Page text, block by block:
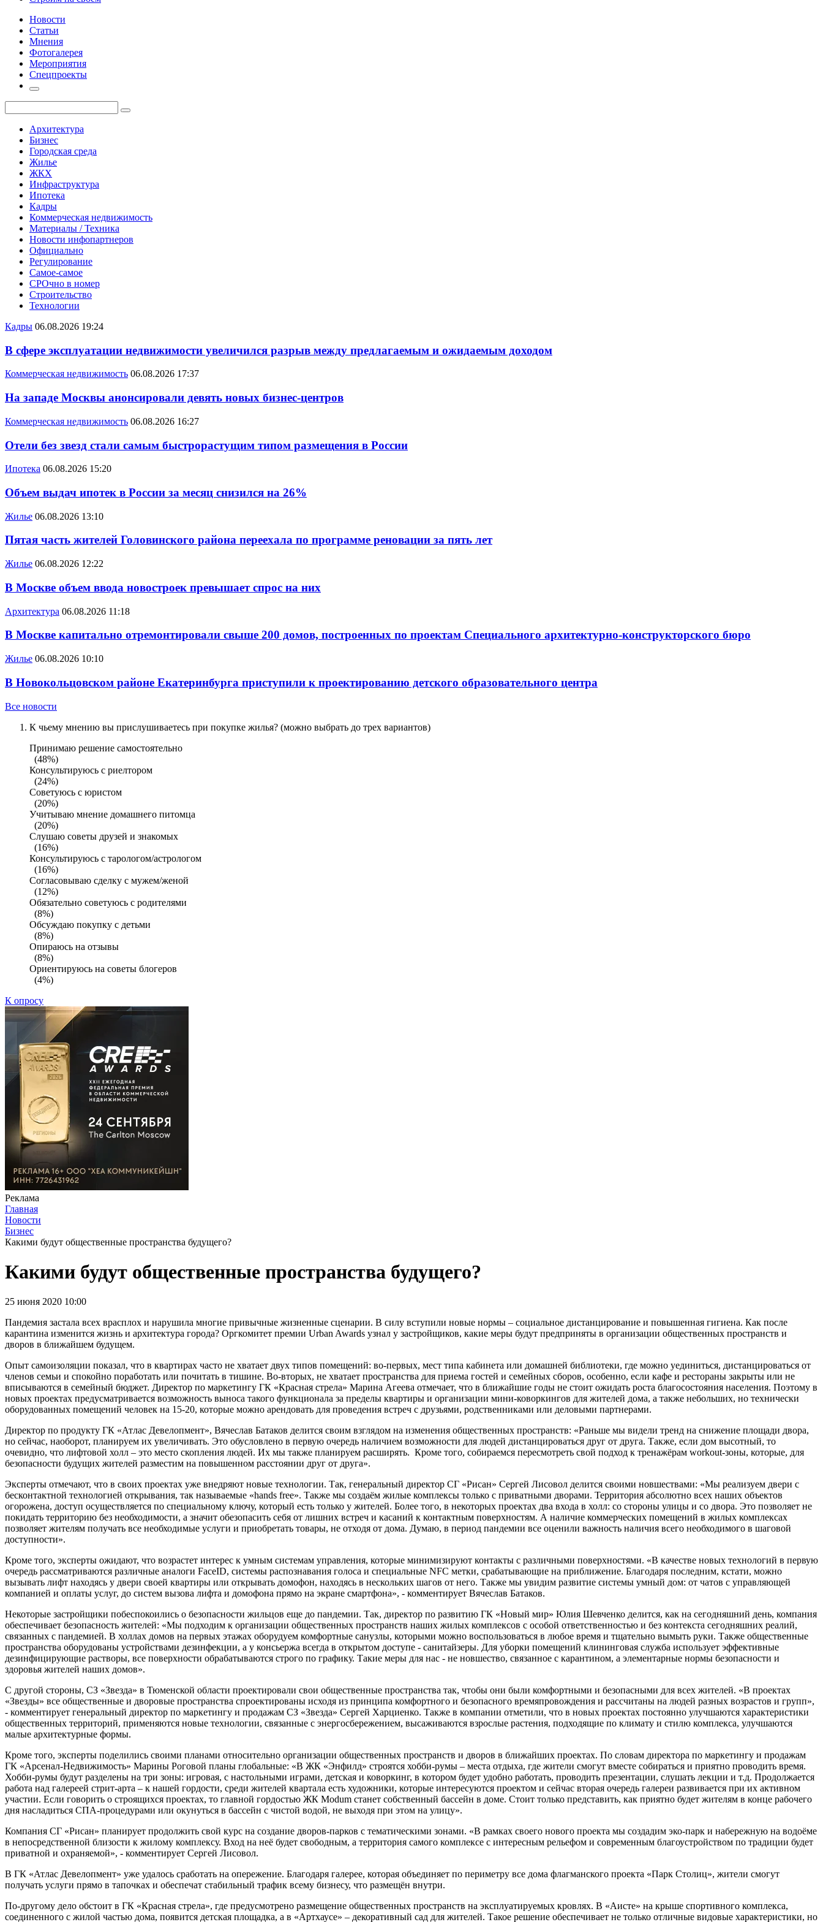
Новости
Статьи
Мнения
Фотогалерея
Мероприятия
Спецпроекты
Архитектура
Бизнес
Городская среда
Жилье
ЖКХ
Инфраструктура
Ипотека
Кадры
Коммерческая недвижимость
Материалы / Техника
Новости инфопартнеров
Официально
Регулирование
Самое-самое
СРОчно в номер
Строительство
Технологии
Кадры 06.08.2026 19:24
В сфере эксплуатации недвижимости увеличился разрыв между предлагаемым и ожидаемым доходом
Коммерческая недвижимость 06.08.2026 17:37
На западе Москвы анонсировали девять новых бизнес-центров
Коммерческая недвижимость 06.08.2026 16:27
Отели без звезд стали самым быстрорастущим типом размещения в России
Ипотека 06.08.2026 15:20
Объем выдач ипотек в России за месяц снизился на 26%
Жилье 06.08.2026 13:10
Пятая часть жителей Головинского района переехала по программе реновации за пять лет
Жилье 06.08.2026 12:22
В Москве объем ввода новостроек превышает спрос на них
Архитектура 06.08.2026 11:18
В Москве капитально отремонтировали свыше 200 домов, построенных по проектам Специального архитектурно-конструкторского бюро
Жилье 06.08.2026 10:10
В Новокольцовском районе Екатеринбурга приступили к проектированию детского образовательного центра
Все новости
К чьему мнению вы прислушиваетесь при покупке жилья? (можно выбрать до трех вариантов)
Принимаю решение самостоятельно
(48%)
Консультируюсь с риелтором
(24%)
Советуюсь с юристом
(20%)
Учитываю мнение домашнего питомца
(20%)
Слушаю советы друзей и знакомых
(16%)
Консультируюсь с тарологом/астрологом
(16%)
Согласовываю сделку с мужем/женой
(12%)
Обязательно советуюсь с родителями
(8%)
Обсуждаю покупку с детьми
(8%)
Опираюсь на отзывы
(8%)
Ориентируюсь на советы блогеров
(4%)
К опросу
Реклама
Главная
Новости
Бизнес
Какими будут общественные пространства будущего?
Какими будут общественные пространства будущего?
25 июня 2020 10:00
Пандемия застала всех врасплох и нарушила многие привычные жизненные сценарии. В силу вступили новые нормы – социальное дистанцирование и повышенная гигиена. Как после
карантина изменится жизнь и архитектура города? Оргкомитет премии Urban Awards узнал у застройщиков, какие меры будут предприняты в организации общественных пространств и
дворов в ближайшем будущем.
Опыт самоизоляции показал, что в квартирах часто не хватает двух типов помещений: во-первых, мест типа кабинета или домашней библиотеки, где можно уединиться, дистанцироваться от
членов семьи и спокойно поработать или почитать в тишине. Во-вторых, не хватает пространства для приема гостей и семейных сборов, особенно, если кафе и рестораны закрыты или не
вписываются в семейный бюджет. Директор по маркетингу ГК «Красная стрела» Марина Агеева отмечает, что в ближайшие годы не стоит ожидать роста благосостояния населения. Поэтому в
новых проектах предусматривается возможность выноса такого функционала за пределы квартиры и организации мини-коворкингов для жителей дома, а также небольших, но технически
оборудованных помещений человек на 15-20, которые можно арендовать для проведения встреч с друзьями, родственниками или деловыми партнерами.
Директор по продукту ГК «Атлас Девелопмент», Вячеслав Батаков делится своим взглядом на изменения общественных пространств: «Раньше мы видели тренд на снижение площади двора,
но сейчас, наоборот, планируем их увеличивать. Это обусловлено в первую очередь наличием возможности для людей дистанцироваться друг от друга. Также, если дом высотный, то
очевидно, что лифтовой холл – это место скопления людей. Их мы также планируем расширять. Кроме того, собираемся пересмотреть свой подход к тренажёрам workout-зоны, которые, для
безопасности будущих жителей разместим на повышенном расстоянии друг от друга».
Эксперты отмечают, что в своих проектах уже внедряют новые технологии. Так, генеральный директор СГ «Рисан» Сергей Лисовол делится своими новшествами: «Мы реализуем двери с
бесконтактной технологией открывания, так называемые «hands free». Также мы создаём жилые комплексы только с приватными дворами. Территория абсолютно всех наших объектов
огорожена, доступ осуществляется по специальному ключу, который есть только у жителей. Более того, в некоторых проектах два входа в холл: со стороны улицы и со двора. Это позволяет не
покидать территорию без необходимости, а значит обезопасить себя от лишних встреч и касаний к контактным поверхностям. А наличие коммерческих помещений в жилых комплексах
позволяет жителям получать все необходимые услуги и приобретать товары, не отходя от дома. Думаю, в период пандемии все оценили важность наличия всего необходимого в шаговой
доступности».
Кроме того, эксперты ожидают, что возрастет интерес к умным системам управления, которые минимизируют контакты с различными поверхностями. «В качестве новых технологий в первую
очередь рассматриваются различные аналоги FaceID, системы распознавания голоса и специальные NFC метки, срабатывающие на приближение. Благодаря последним, кстати, можно
вызывать лифт находясь у двери своей квартиры или открывать домофон, находясь в нескольких шагов от него. Также мы увидим развитие системы умный дом: от чатов с управляющей
компанией и оплаты услуг, до систем вызова лифта и домофона прямо на экране смартфона», - комментирует Вячеслав Батаков.
Некоторые застройщики побеспокоились о безопасности жильцов еще до пандемии. Так, директор по развитию ГК «Новый мир» Юлия Шевченко делится, как на сегодняшний день, компания
обеспечивает безопасность жителей: «Мы подходим к организации общественных пространств наших жилых комплексов с особой ответственностью и без контекста сегодняшних реалий,
связанных с пандемией. В холлах домов на первых этажах оборудуем комфортные санузлы, которыми можно воспользоваться в любое время и тщательно вымыть руки. Также общественные
пространства оборудованы устройствами дезинфекции, а у консьержа всегда в открытом доступе - санитайзеры. Для уборки помещений клининговая служба использует эффективные
дезинфицирующие растворы, все поверхности обрабатываются строго по графику. Такие меры для нас - не новшество, связанное с карантином, а элементарные нормы безопасности и
здоровья жителей наших домов».
С другой стороны, СЗ «Звезда» в Тюменской области проектировали свои общественные пространства так, чтобы они были комфортными и безопасными для всех жителей. «В проектах
«Звезды» все общественные и дворовые пространства спроектированы исходя из принципа комфортного и безопасного времяпровождения и рассчитаны на людей разных возрастов и групп»,
- комментирует генеральный директор по маркетингу и продажам СЗ «Звезда» Сергей Харциенко. Также в компании отметили, что в новых проектах постоянно улучшаются характеристики
общественных территорий, применяются новые технологии, связанные с энергосбережением, высаживаются взрослые растения, подходящие по климату и стилю комплекса, улучшаются
малые архитектурные формы.
Кроме того, эксперты поделились своими планами относительно организации общественных пространств и дворов в ближайших проектах. По словам директора по маркетингу и продажам
ГК «Арсенал-Недвижимость» Марины Роговой планы глобальные: «В ЖК «Энфилд» строятся хобби-румы – места отдыха, где жители смогут вместе собираться и приятно проводить время.
Хобби-румы будут разделены на три зоны: игровая, с настольными играми, детская и коворкинг, в котором будет удобно работать, проводить презентации, слушать лекции и т.д. Продолжается
работа над галереей стрит-арта – к нашей гордости, среди жителей квартала есть художники, которые интересуются проектом и сейчас вторая очередь галереи развивается при их активном
участии. Если говорить о строящихся проектах, то главной гордостью ЖК Modum станет собственный бассейн в доме. Стоит только представить, как приятно будет жителям в конце рабочего
дня насладиться СПА-процедурами или окунуться в бассейн с чистой водой, не выходя при этом на улицу».
Компания СГ «Рисан» планирует продолжить свой курс на создание дворов-парков с тематическими зонами. «В рамках своего нового проекта мы создадим эко-парк и набережную на водоёме
в непосредственной близости к жилому комплексу. Вход на неё будет свободным, а территория самого комплексе с интересным рельефом и современным благоустройством по традиции будет
приватной и охраняемой», - комментирует Сергей Лисовол.
В ГК «Атлас Девелопмент» уже удалось сработать на опережение. Благодаря галерее, которая объединяет по периметру все дома флагманского проекта «Парк Столиц», жители смогут
получать услуги прямо в тапочках и обеспечат стабильный трафик всему бизнесу, что размещён внутри.
По-другому дело обстоит в ГК «Красная стрела», где предусмотрено размещение общественных пространств на эксплуатируемых кровлях. В «Аисте» на крыше спортивного комплекса,
соединенного с жилой частью дома, появится детская площадка, а в «Артхаусе» – декоративный сад для жителей. Такое решение обеспечивает не только отличные видовые характеристики, но